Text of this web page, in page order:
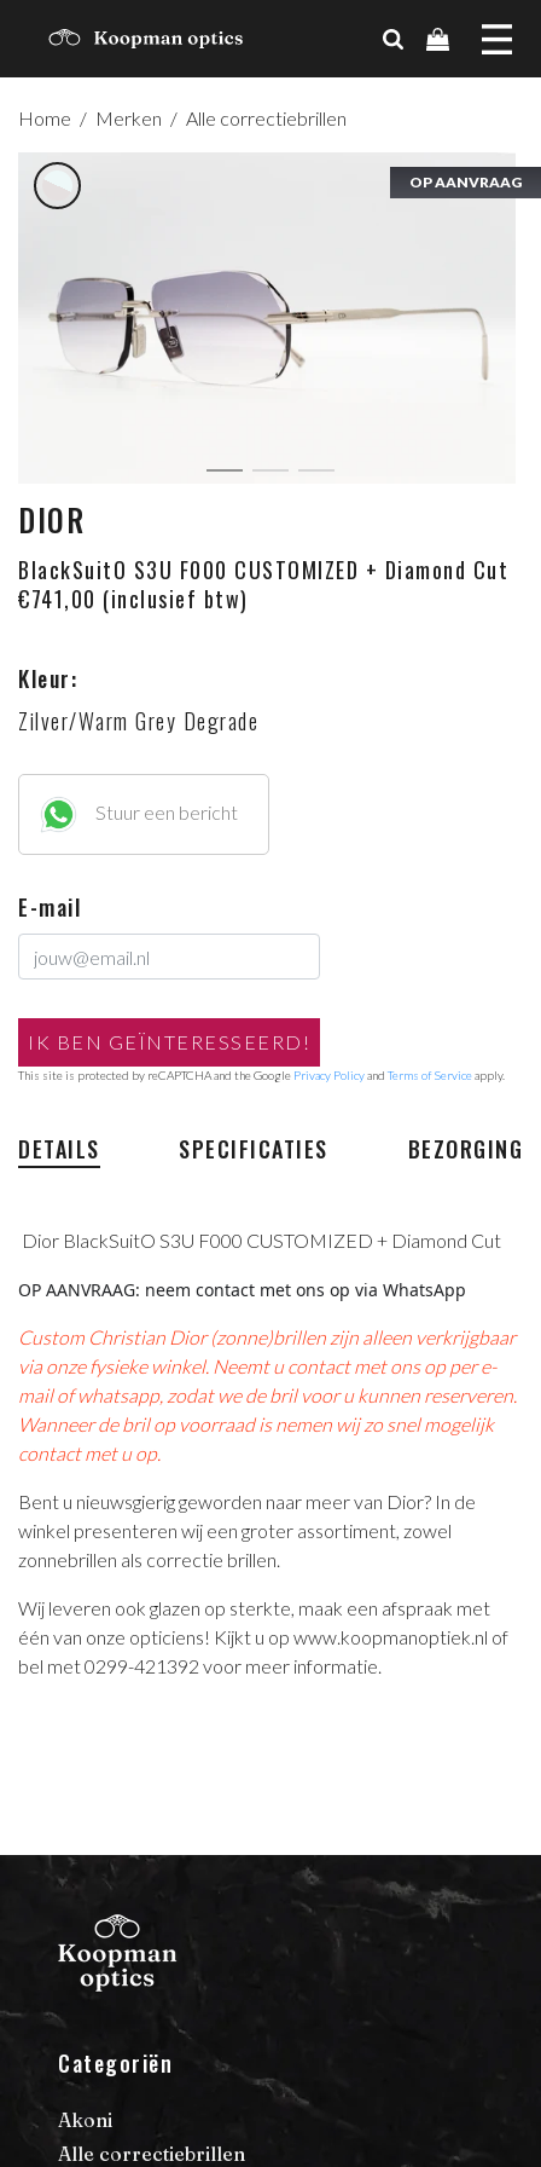
MERKEN
TRENDS
OVER ONS
CONTACT
ACCOUNT
Home / Merken / Alle correctiebrillen
OP AANVRAAG
OP AANVRAAG
OP AANVRAAG
DIOR
BlackSuitO S3U F000 CUSTOMIZED + Diamond Cut
€741,00 (inclusief btw)
Kleur:
Zilver/Warm Grey Degrade
Stuur een bericht
E-mail
This site is protected by reCAPTCHA and the Google Privacy PolicyandTerms of Serviceapply.
DETAILS SPECIFICATIES BEZORGING
Dior BlackSuitO S3U F000 CUSTOMIZED + Diamond Cut
OP AANVRAAG: neem contact met ons op via WhatsApp
Custom Christian Dior (zonne)brillen zijn alleen verkrijgbaar
via onze fysieke winkel. Neemt u contact met ons op per e-
mail of whatsapp, zodat we de bril voor u kunnen reserveren.
Wanneer de bril op voorraad is nemen wij zo snel mogelijk
contact met u op.
Bent u nieuwsgierig geworden naar meer van Dior? In de
winkel presenteren wij een groter assortiment, zowel
zonnebrillen als correctie brillen.
Wij leveren ook glazen op sterkte, maak een afspraak met
één van onze opticiens! Kijkt u op www.koopmanoptiek.nl of
bel met 0299-421392 voor meer informatie.
Categoriën
Akoni
Alle correctiebrillen